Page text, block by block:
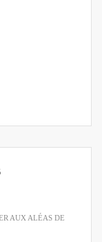
AUX ALÉAS DE